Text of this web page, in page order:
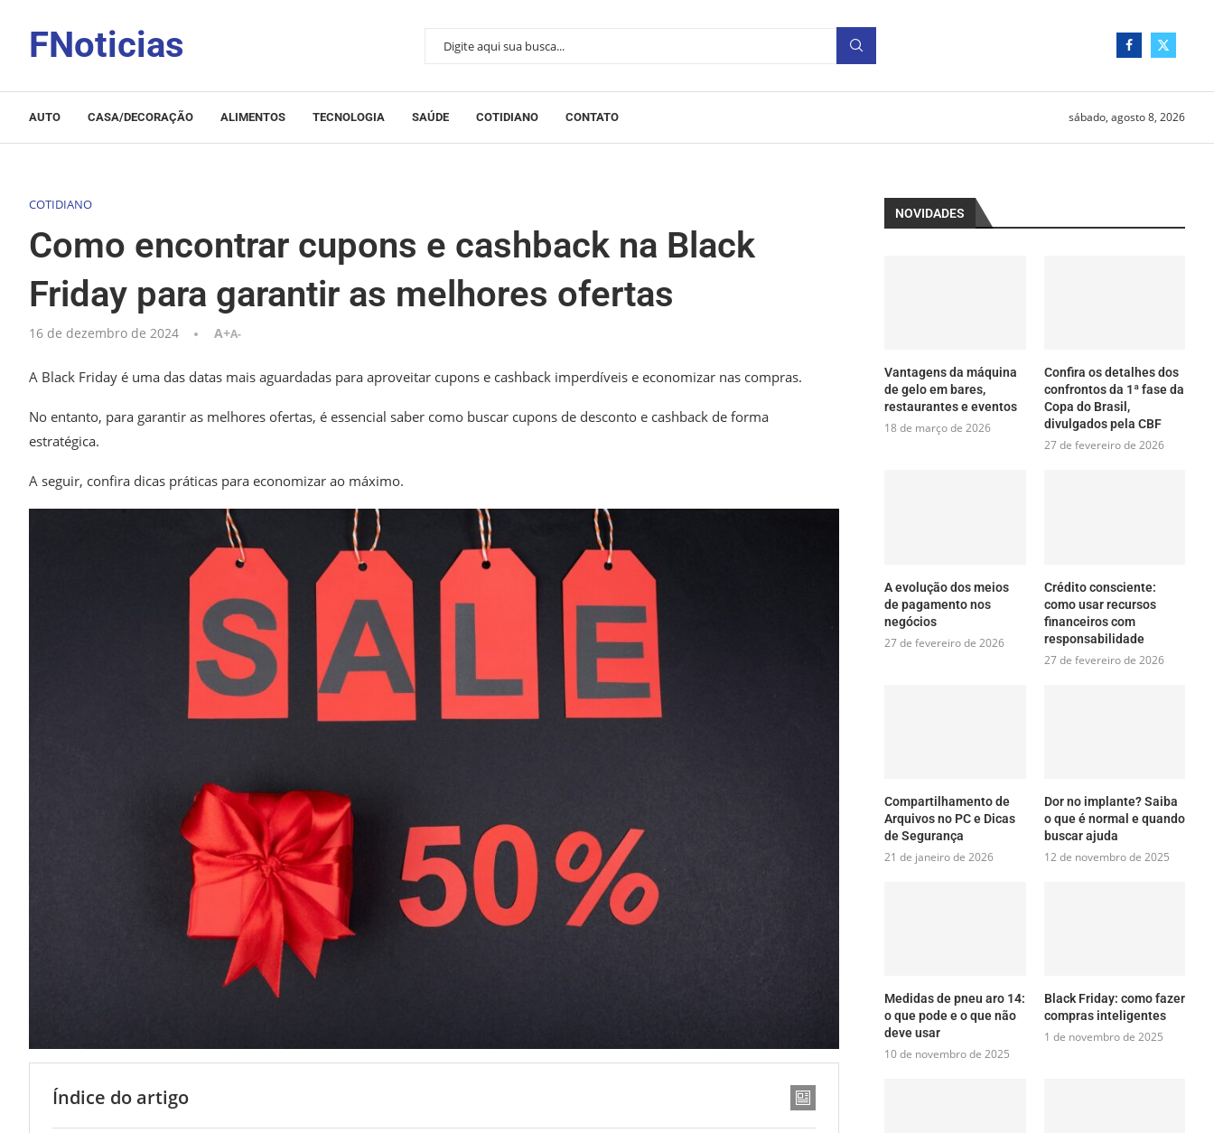
FNoticias
AUTO CASA/DECORAÇÃO ALIMENTOS TECNOLOGIA SAÚDE COTIDIANO CONTATO sábado, agosto 8, 2026
COTIDIANO
Como encontrar cupons e cashback na Black
Friday para garantir as melhores ofertas
16 de dezembro de 2024 A+A-
A Black Friday é uma das datas mais aguardadas para aproveitar cupons e cashback imperdíveis e economizar nas compras.
No entanto, para garantir as melhores ofertas, é essencial saber como buscar cupons de desconto e cashback de forma
estratégica.
A seguir, confira dicas práticas para economizar ao máximo.
Índice do artigo
NOVIDADES
Vantagens da máquina
de gelo em bares,
restaurantes e eventos
18 de março de 2026
Confira os detalhes dos
confrontos da 1ª fase da
Copa do Brasil,
divulgados pela CBF
27 de fevereiro de 2026
A evolução dos meios
de pagamento nos
negócios
27 de fevereiro de 2026
Crédito consciente:
como usar recursos
financeiros com
responsabilidade
27 de fevereiro de 2026
Compartilhamento de
Arquivos no PC e Dicas
de Segurança
21 de janeiro de 2026
Dor no implante? Saiba
o que é normal e quando
buscar ajuda
12 de novembro de 2025
Medidas de pneu aro 14:
o que pode e o que não
deve usar
10 de novembro de 2025
Black Friday: como fazer
compras inteligentes
1 de novembro de 2025